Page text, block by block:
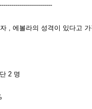
, 에볼라의 성격이 있다고
2 명